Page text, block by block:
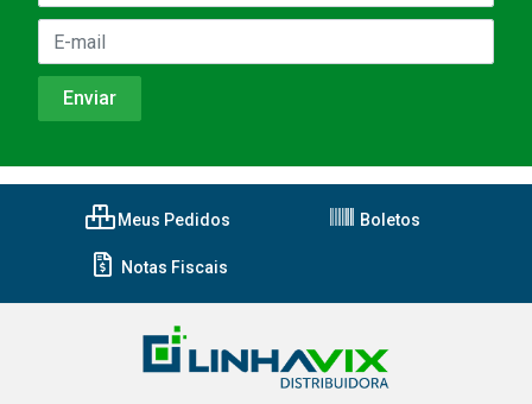
Meus Pedidos Boletos
Notas Fiscais